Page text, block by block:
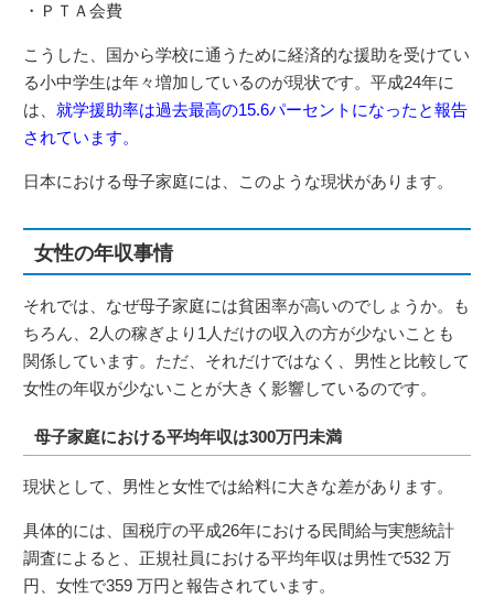
・ＰＴＡ会費
こうした、国から学校に通うために経済的な援助を受けてい
る小中学生は年々増加しているのが現状です。平成24年に
は、就学援助率は過去最高の15.6パーセントになったと報告
されています。
日本における母子家庭には、このような現状があります。
女性の年収事情
それでは、なぜ母子家庭には貧困率が高いのでしょうか。も
ちろん、2人の稼ぎより1人だけの収入の方が少ないことも
関係しています。ただ、それだけではなく、男性と比較して
女性の年収が少ないことが大きく影響しているのです。
母子家庭における平均年収は300万円未満
現状として、男性と女性では給料に大きな差があります。
具体的には、国税庁の平成26年における民間給与実態統計
調査によると、正規社員における平均年収は男性で532 万
円、女性で359 万円と報告されています。